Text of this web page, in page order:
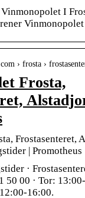
I
Vinmonopolet
› frosta ›
Frosta,
Frostasenteret,
| Promotheus
·
50 00 · Tor:
16:00.